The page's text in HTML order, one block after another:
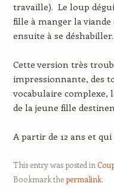
travaille). Le loup
fille à manger la viande
ensuite à se déshabiller.
Cette version très
impressionnante, des
vocabulaire complexe,
de la jeune fille
A partir de 12 ans et
This entry was posted in
Bookmark thepermalink.